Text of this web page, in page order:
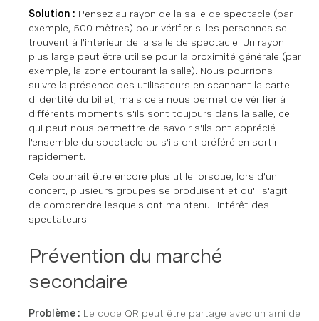
Solution : Pensez au rayon de la salle de spectacle (par
exemple, 500 mètres) pour vérifier si les personnes se
trouvent à l'intérieur de la salle de spectacle. Un rayon
plus large peut être utilisé pour la proximité générale (par
exemple, la zone entourant la salle). Nous pourrions
suivre la présence des utilisateurs en scannant la carte
d'identité du billet, mais cela nous permet de vérifier à
différents moments s'ils sont toujours dans la salle, ce
qui peut nous permettre de savoir s'ils ont apprécié
l'ensemble du spectacle ou s'ils ont préféré en sortir
rapidement.
Cela pourrait être encore plus utile lorsque, lors d'un
concert, plusieurs groupes se produisent et qu'il s'agit
de comprendre lesquels ont maintenu l'intérêt des
spectateurs.
Prévention du marché
secondaire
Problème : Le code QR peut être partagé avec un ami de